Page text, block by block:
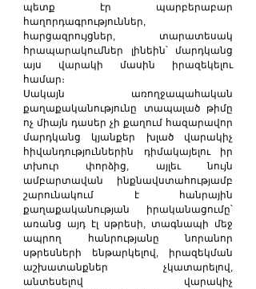
պետք էր պարբերաբար
հաղորդագրություններ,
հարցազրույցներ, տարատեսակ
հրապարակումներ լինեին՝ մարդկանց
այս վարակի մասին իրազեկելու
համար։
Սակայն առողջապահական
քաղաքականությունը տապալած թիմը
ոչ միայն դասեր չի քաղում հազարավոր
մարդկանց կյանքեր խլած վարակիչ
հիվանդություններին դիմակայելու իր
տխուր փորձից, այլեւ նույն
ամբարտավան ինքնավստահությամբ
շարունակում է հանրային
քաղաքականության իրականացումը՝
առանց այդ էլ սթրեսի, տագնապի մեջ
ապրող հանրությանը նորանոր
սթրեսների ենթարկելով, իրազեկման
աշխատանքներ չկատարելով,
անտեսելով վարակիչ